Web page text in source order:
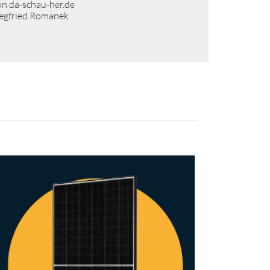
da-schau-her.de
Romanek